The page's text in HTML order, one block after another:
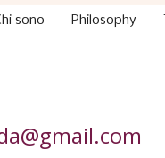
sono Philosophy